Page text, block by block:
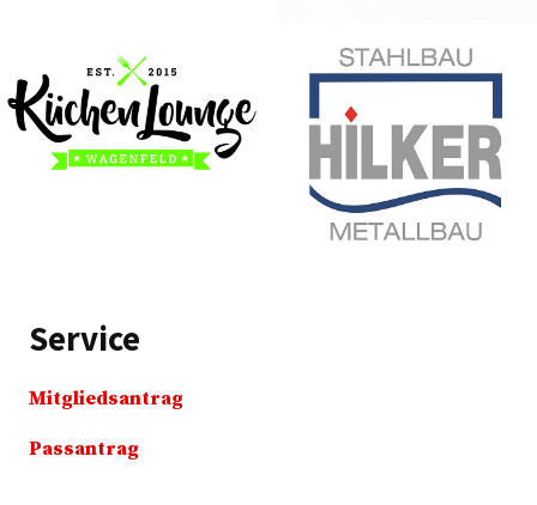
Service
Mitgliedsantrag
Passantrag